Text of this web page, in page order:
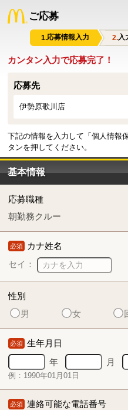
ご応募
応募情報入力 入
カンタン入力で応募完了！
応募先
伊勢原歌川店
下記の情報を入力して「個人情報
タンを押してください。
基本情報
応募職種
朝勤務クルー
必須 カナ姓名
セイ：
性別
男
女
必須 生年月日
年
月
例：1990年01月01日
必須 連絡可能な電話番号